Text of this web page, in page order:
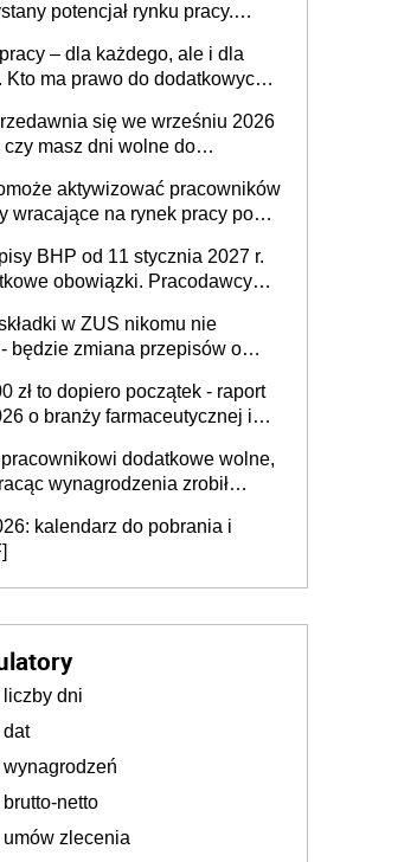
potencjał rynku pracy.
czy refundacji, ale bariery po
i świadomości
[WYWIAD]
– dla każdego, ale i dla
Kto ma prawo do dodatkowych
się we wrześniu 2026
czy masz dni wolne do
aktywizować pracowników
wracające na rynek pracy po
Powstanie Fundusz
w Zatrudnianiu?
BHP od 11 stycznia 2027 r.
obowiązki. Pracodawcy
w ZUS nikomu nie
będzie zmiana przepisów o
społecznym
zł to dopiero początek - raport
o branży farmaceutycznej i
dodatkowe wolne,
wynagrodzenia zrobił
kalendarz do pobrania i
dni
dat
netto
umów zlecenia